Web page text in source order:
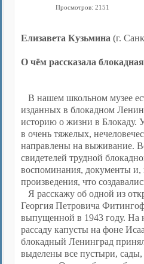
Просмотров: 2151
Елизавета Кузьмина(г.
О чём рассказала
В нашем школьном музее
изданных в блокадном
историю о жизни в Блокаду.
в очень тяжелых,
направлены на выживание.
свидетелей трудной
воспоминания, документы и,
произведения, что
Я расскажу об одной из
Георгия Петровича
выпущенной в 1943 году.
рассаду капусты на фоне
блокадный Ленинград
выделены все пустыри,